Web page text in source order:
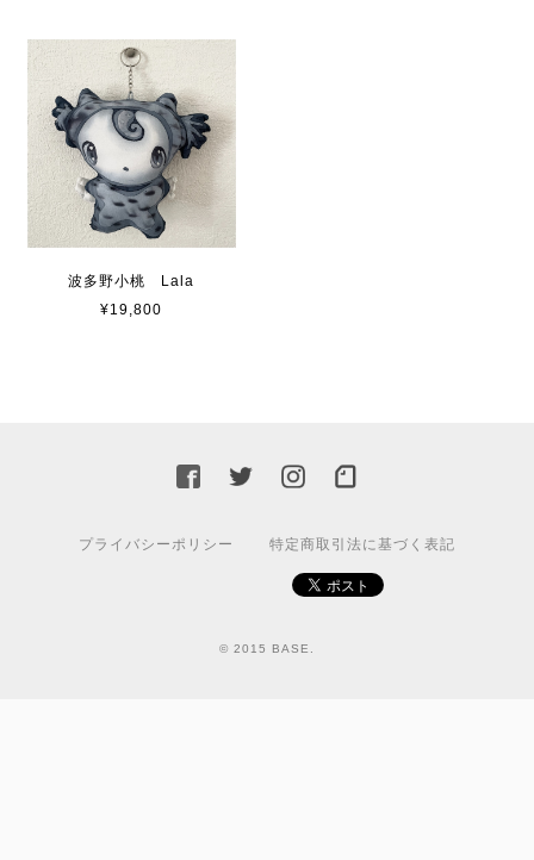
波多野小桃 Lala
¥19,800
プライバシーポリシー 特定商取引法に基づく表記
© 2015 BASE.